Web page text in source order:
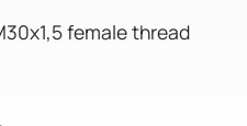
female thread